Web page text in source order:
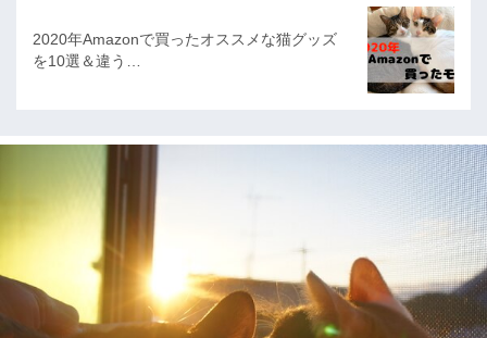
2020年Amazonで買ったオススメな猫グッズ
を10選＆違う…